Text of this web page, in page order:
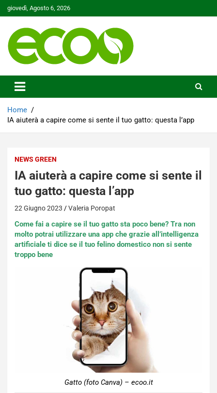
Skip
to
giovedì, Agosto 6, 2026
Ecoo.it
Home
IA aiuterà a capire come si sente il tuo gatto: questa l’app
NEWS GREEN
IA aiuterà a capire come si sente il
tuo gatto: questa l’app
22 Giugno 2023 Valeria Poropat
Come fai a capire se il tuo gatto sta poco bene? Tra non
molto potrai utilizzare una app che grazie all’intelligenza
artificiale ti dice se il tuo felino domestico non si sente
troppo bene
Gatto (foto Canva) – ecoo.it